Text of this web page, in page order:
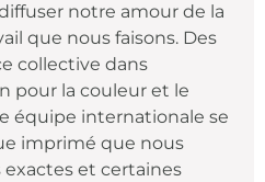
notre amour de la
que nous faisons. Des
collective dans
pour la couleur et le
équipe internationale se
imprimé que nous
exactes et certaines